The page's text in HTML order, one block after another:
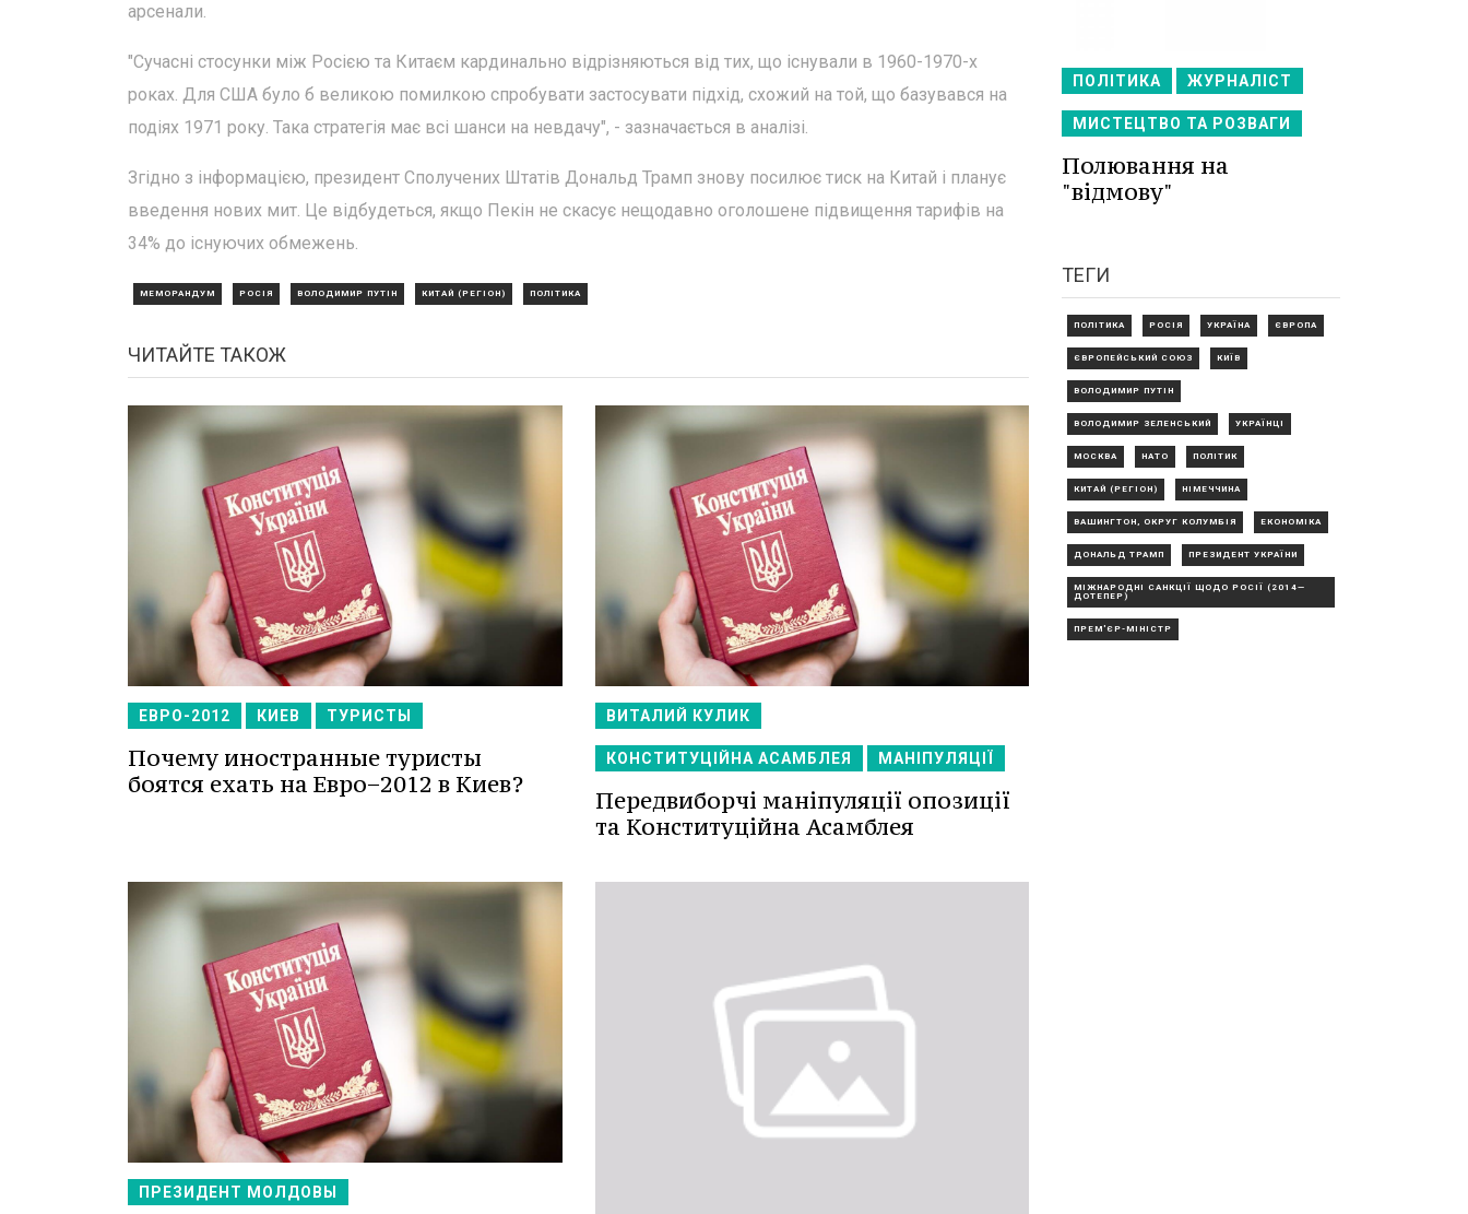
арсенали.
"Сучасні стосунки між Росією та Китаєм кардинально відрізняються від тих, що існували в 1960-1970-х
роках. Для США було б великою помилкою спробувати застосувати підхід, схожий на той, що базувався на
подіях 1971 року. Така стратегія має всі шанси на невдачу", - зазначається в аналізі.
Згідно з інформацією, президент Сполучених Штатів Дональд Трамп знову посилює тиск на Китай і планує
введення нових мит. Це відбудеться, якщо Пекін не скасує нещодавно оголошене підвищення тарифів на
34% до існуючих обмежень.
МЕМОРАНДУМ РОСІЯ ВОЛОДИМИР ПУТІН КИТАЙ (РЕГІОН) ПОЛІТИКА
ЧИТАЙТЕ ТАКОЖ
ЕВРО-2012 КИЕВ ТУРИСТЫ
Почему иностранные туристы
боятся ехать на Евро−2012 в Киев?
ВИТАЛИЙ КУЛИК
КОНСТИТУЦІЙНА АСАМБЛЕЯ МАНІПУЛЯЦІЇ
Передвиборчі маніпуляції опозиції
та Конституційна Асамблея
ПРЕЗИДЕНТ МОЛДОВЫ
ПОЛІТИКА ЖУРНАЛІСТ
МИСТЕЦТВО ТА РОЗВАГИ
Полювання на
"відмову"
ТЕГИ
ПОЛІТИКА РОСІЯ УКРАЇНА ЄВРОПА
ЄВРОПЕЙСЬКИЙ СОЮЗ КИЇВ
ВОЛОДИМИР ПУТІН
ВОЛОДИМИР ЗЕЛЕНСЬКИЙ УКРАЇНЦІ
МОСКВА НАТО ПОЛІТИК
КИТАЙ (РЕГІОН) НІМЕЧЧИНА
ВАШИНГТОН, ОКРУГ КОЛУМБІЯ ЕКОНОМІКА
ДОНАЛЬД ТРАМП ПРЕЗИДЕНТ УКРАЇНИ
МІЖНАРОДНІ САНКЦІЇ ЩОДО РОСІЇ (2014—
ДОТЕПЕР)
ПРЕМ'ЄР-МІНІСТР